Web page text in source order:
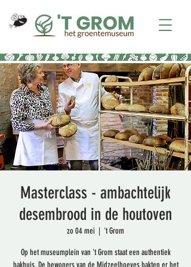
Masterclass - ambachtelijk
desembrood in de houtoven
zo 04 mei
  |
't Grom
Op het museumplein van 't Grom staat een authentiek
bakhuis. De bewoners van de Midzeelhoeves bakten er het